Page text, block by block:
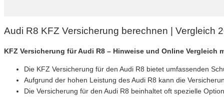
Audi R8 KFZ Versicherung berechnen | Vergleich
KFZ Versicherung für Audi R8 – Hinweise und Online Vergleich
Die KFZ Versicherung für den Audi R8 bietet umfassenden
Aufgrund der hohen Leistung des Audi R8 kann die
Die Versicherung für den Audi R8 beinhaltet oft spezielle